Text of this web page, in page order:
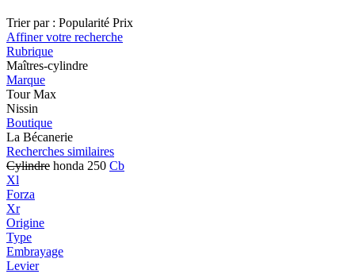
Trier par : Popularité Prix
Affiner votre recherche
Rubrique
Maîtres-cylindre
Marque
Tour Max
Nissin
Boutique
La Bécanerie
Recherches similaires
Cylindre honda 250 Cb
Xl
Forza
Xr
Origine
Type
Embrayage
Levier